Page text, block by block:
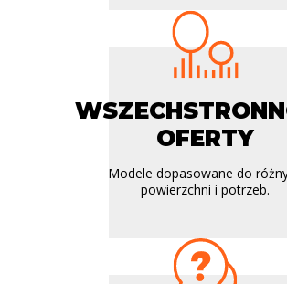
OFERTY
Modele dopasowane do
powierzchni i potrzeb.